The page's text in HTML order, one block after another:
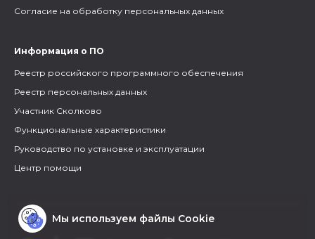
Согласие на обработку персональных данных
Информация о ПО
Реестр российского программного обеспечения
Реестр персональных данных
Участник Сколково
Функциональные характеристики
Руководство по установке и эксплуатации
Центр помощи
Мы используем файлы Cookie